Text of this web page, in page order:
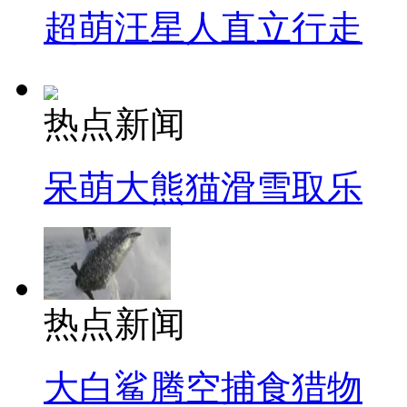
超萌汪星人直立行走
热点新闻
呆萌大熊猫滑雪取乐
热点新闻
大白鲨腾空捕食猎物